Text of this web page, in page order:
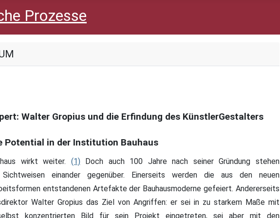
Walter Gropius und die Erfindung des KünstlerGestalters
Potential in der Institution Bauhaus
wirkt weiter. (1)Doch auch 100 Jahre nach seiner Gründung stehen
Sichtweisen einander gegenüber. Einerseits werden die aus den neuen
entstandenen Artefakte der Bauhausmoderne gefeiert. Andererseits
Walter Gropius das Ziel von Angriffen: er sei in zu starkem Maße mit
konzentrierten Bild für sein Projekt eingetreten, sei aber mit den